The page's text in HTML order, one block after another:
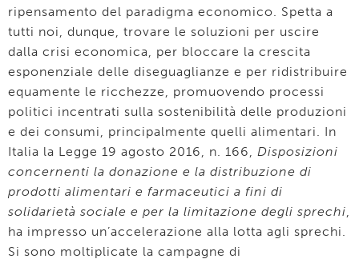
ripensamento del paradigma economico. Spetta a
tutti noi, dunque, trovare le soluzioni per uscire
dalla crisi economica, per bloccare la crescita
esponenziale delle diseguaglianze e per ridistribuire
equamente le ricchezze, promuovendo processi
politici incentrati sulla sostenibilità delle produzioni
e dei consumi, principalmente quelli alimentari. In
Italia la Legge 19 agosto 2016, n. 166, Disposizioni
concernenti la donazione e la distribuzione di
prodotti alimentari e farmaceutici a fini di
solidarietà sociale e per la limitazione degli sprechi,
ha impresso un’accelerazione alla lotta agli sprechi.
Si sono moltiplicate la campagne di